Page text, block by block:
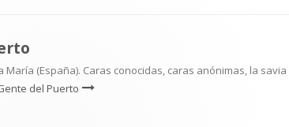
(España). Caras conocidas, caras anónimas, la savia
del Puerto